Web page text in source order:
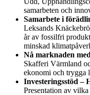
samarbeten och
Samarbete i
Leksands
år av fossilfri
minskad
Nå marknaden
Skafferi Värmland
ekonomi och trygga
Investeringsstöd –
Presentation av